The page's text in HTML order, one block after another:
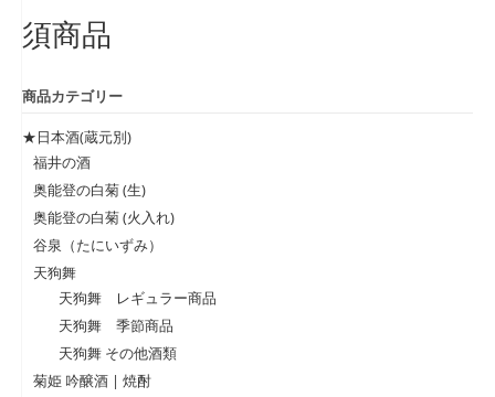
須商品
商品カテゴリー
★日本酒(蔵元別)
福井の酒
奥能登の白菊 (生)
奥能登の白菊 (火入れ)
谷泉（たにいずみ）
天狗舞
天狗舞 レギュラー商品
天狗舞 季節商品
天狗舞 その他酒類
菊姫 吟醸酒 | 焼酎